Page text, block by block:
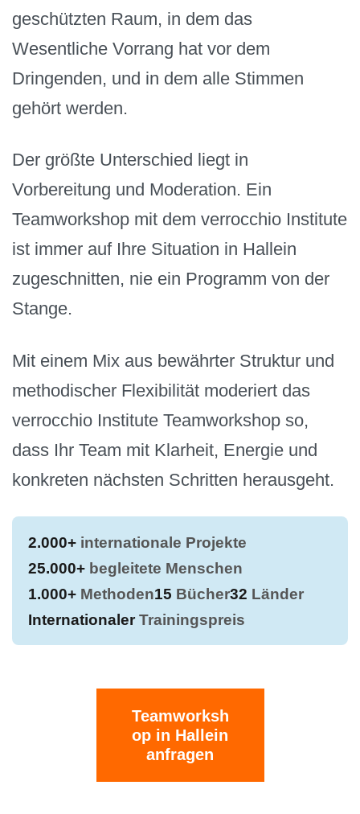
geschützten Raum, in dem das
Wesentliche Vorrang hat vor dem
Dringenden, und in dem alle Stimmen
gehört werden.
Der größte Unterschied liegt in
Vorbereitung und Moderation. Ein
Teamworkshop mit dem verrocchio Institute
ist immer auf Ihre Situation in Hallein
zugeschnitten, nie ein Programm von der
Stange.
Mit einem Mix aus bewährter Struktur und
methodischer Flexibilität moderiert das
verrocchio Institute Teamworkshop so,
dass Ihr Team mit Klarheit, Energie und
konkreten nächsten Schritten herausgeht.
2.000+ internationale Projekte
25.000+ begleitete Menschen
1.000+ Methoden15 Bücher32 Länder
InternationalerTrainingspreis
Teamworksh
op in Hallein
anfragen